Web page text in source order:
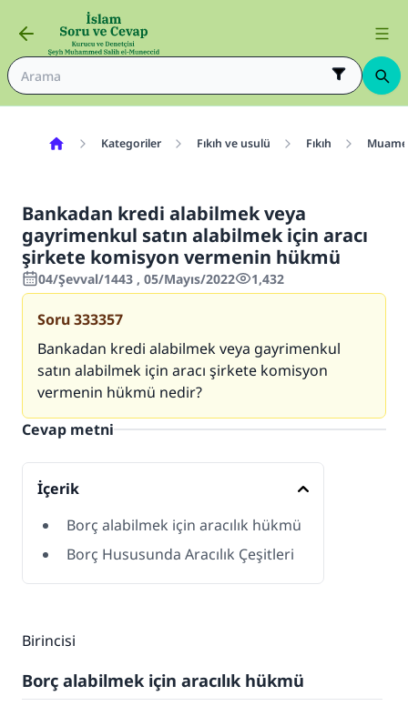
Kategoriler Fıkıh ve usulü Fıkıh
Bankadan kredi alabilmek veya
gayrimenkul satın alabilmek için aracı
şirkete komisyon vermenin hükmü
04/Şevval/1443 , 05/Mayıs/2022 1,432
Soru333357
Bankadan kredi alabilmek veya gayrimenkul
satın alabilmek için aracı şirkete komisyon
vermenin hükmü nedir?
Cevap metni
İçerik
Borç alabilmek için aracılık hükmü
Borç Hususunda Aracılık Çeşitleri
Birincisi
Borç alabilmek için aracılık hükmü